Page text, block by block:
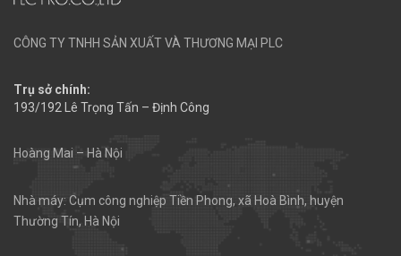
CÔNG TY TNHH SẢN XUẤT VÀ THƯƠNG MẠI PLC
Trụ sở chính:
193/192 Lê Trọng Tấn – Định Công
Hoàng Mai – Hà Nội
Nhà máy: Cụm công nghiệp Tiền Phong, xã Hoà Bình, huyện
Thường Tín, Hà Nội